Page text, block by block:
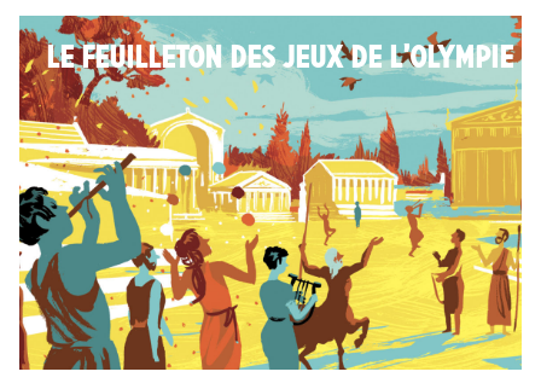
LE FEUILLETON DES JEUX DE L’OLYMPIE